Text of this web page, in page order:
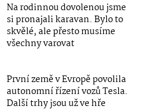
Na rodinnou dovolenou jsme
si pronajali karavan. Bylo to
skvělé, ale přesto musíme
všechny varovat
První země v Evropě povolila
autonomní řízení vozů Tesla.
Další trhy jsou už ve hře